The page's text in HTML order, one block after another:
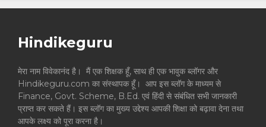
Hindikeguru
मेरा नाम विवेकानंद है। मैं एक शिक्षक हूँ, साथ ही एक भावुक ब्लॉगर और
Hindikeguru.com का संस्थापक हूँ। आप इस ब्लॉग के माध्यम से
Finance, Govt. Scheme, B.Ed. एवं हिंदी से संबंधित सभी जानकारी
प्राप्त कर सकते हैं। इस ब्लॉग का मुख्य उद्देश्य आपकी शिक्षा को बढ़ावा देना तथा
आपके लक्ष्य को पूरा करना है।